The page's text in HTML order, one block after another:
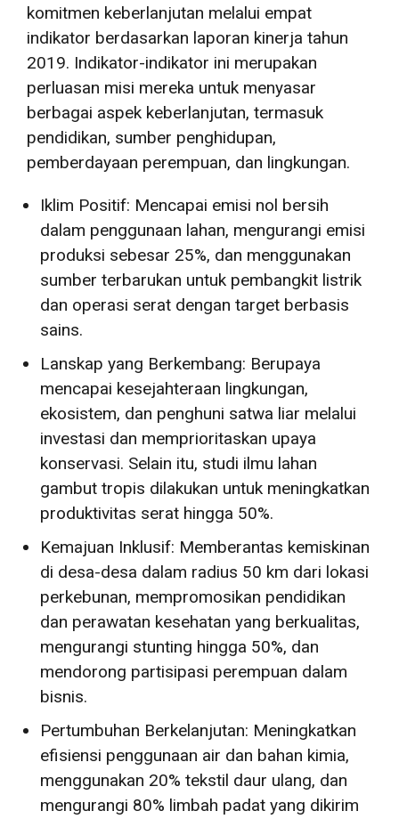
komitmen keberlanjutan melalui empat
indikator berdasarkan laporan kinerja tahun
2019. Indikator-indikator ini merupakan
perluasan misi mereka untuk menyasar
berbagai aspek keberlanjutan, termasuk
pendidikan, sumber penghidupan,
pemberdayaan perempuan, dan lingkungan.
Iklim Positif: Mencapai emisi nol bersih
dalam penggunaan lahan, mengurangi emisi
produksi sebesar 25%, dan menggunakan
sumber terbarukan untuk pembangkit listrik
dan operasi serat dengan target berbasis
sains.
Lanskap yang Berkembang: Berupaya
mencapai kesejahteraan lingkungan,
ekosistem, dan penghuni satwa liar melalui
investasi dan memprioritaskan upaya
konservasi. Selain itu, studi ilmu lahan
gambut tropis dilakukan untuk meningkatkan
produktivitas serat hingga 50%.
Kemajuan Inklusif: Memberantas kemiskinan
di desa-desa dalam radius 50 km dari lokasi
perkebunan, mempromosikan pendidikan
dan perawatan kesehatan yang berkualitas,
mengurangi stunting hingga 50%, dan
mendorong partisipasi perempuan dalam
bisnis.
Pertumbuhan Berkelanjutan: Meningkatkan
efisiensi penggunaan air dan bahan kimia,
menggunakan 20% tekstil daur ulang, dan
mengurangi 80% limbah padat yang dikirim